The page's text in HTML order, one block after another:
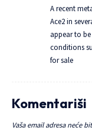
A recent
Ace2 in
appear to
conditions
for sale
Komentariši
Vaša email adresa neće